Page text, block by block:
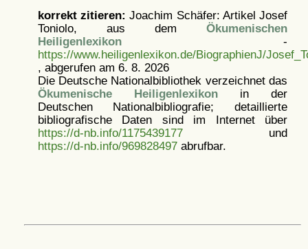
korrekt zitieren: Joachim Schäfer: ArtikelJosef
Toniolo, aus dem Ökumenischen
Heiligenlexikon-
https://www.heiligenlexikon.de/BiographienJ/
, abgerufen am 6. 8. 2026
Die Deutsche Nationalbibliothek verzeichnet das
Ökumenische Heiligenlexikonin der
Deutschen Nationalbibliografie; detaillierte
bibliografische Daten sind im Internet über
https://d-nb.info/1175439177und
https://d-nb.info/969828497abrufbar.